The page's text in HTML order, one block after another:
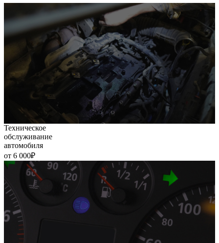
Техническое
обслуживание
автомобиля
от 6 000₽